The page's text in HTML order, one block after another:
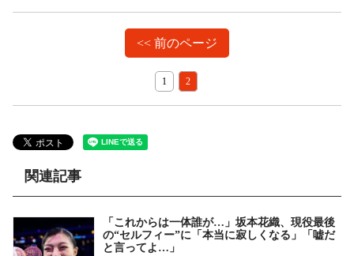
<< 前のページ
1 2
関連記事
「これからは一体誰が…」坂本花織、現役最後
の“セルフィー”に「本当に寂しくなる」「嘘だ
と言ってよ…」